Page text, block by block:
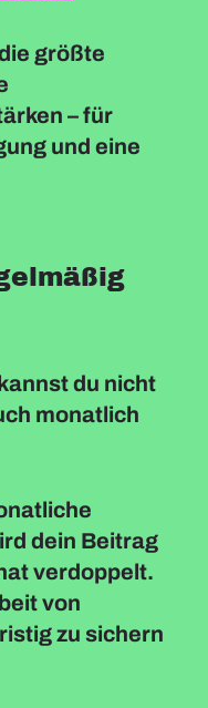
größte
– für
und eine
du nicht
monatlich
dein Beitrag
verdoppelt.
von
zu sichern